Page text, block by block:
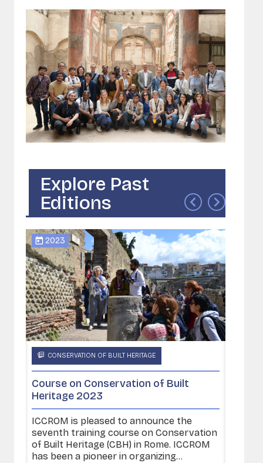
Explore Past
Editions
2023
CONSERVATION OF BUILT HERITAGE
Course on Conservation of Built
Heritage 2023
ICCROM is pleased to announce the
seventh training course on Conservation
of Built Heritage (CBH) in Rome. ICCROM
has been a pioneer in organizing...